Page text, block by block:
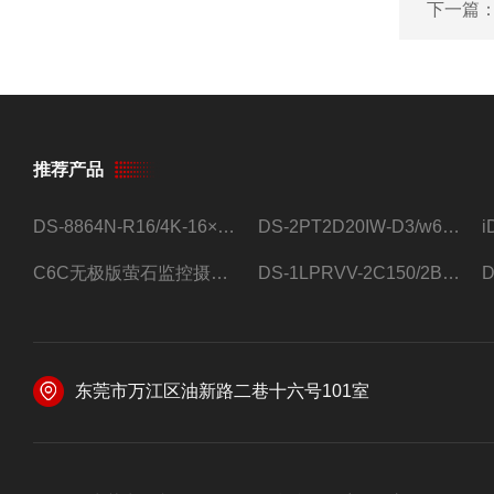
下一篇：
推荐产品
DS-8864N-R16/4K-16×4T/希捷16盘位录像机 DS-2PT2D20IW-D3/w64路高清硬盘录像机
C6C无极版萤石监控摄像头 DS-1LPRVV-2C150/2B监控室外夜视高清电源线护套线200米/卷
东莞市万江区油新路二巷十六号101室